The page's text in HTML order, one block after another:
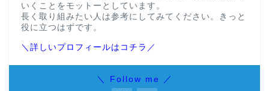
いくことをモットーとしています。
長く取り組みたい人は参考にしてみてください。きっと
役に立つはずです。
＼詳しいプロフィールはコチラ／
＼ Follow me ／